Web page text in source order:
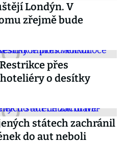
Londýn. V
zřejmě bude
přes
o desítky
státech zachránil
do aut neboli